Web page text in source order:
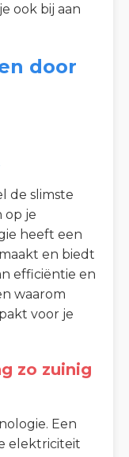
ook bij aan
door
de slimste
op je
heeft een
en biedt
efficiëntie en
waarom
voor je
zo zuinig
Een
elektriciteit